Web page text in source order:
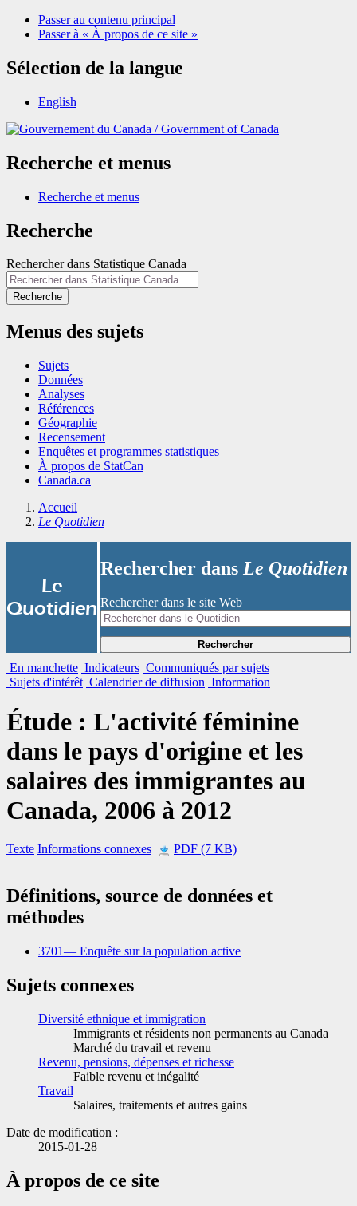
Passer au contenu principal
Passer à « À propos de ce site »
Sélection de la langue
English
/Government of Canada
Recherche et menus
Recherche et menus
Recherche
Rechercher dans Statistique Canada
Recherche
Menus des sujets
Sujets
Données
Analyses
Références
Géographie
Recensement
Enquêtes et programmes statistiques
À propos de StatCan
Canada.ca
Accueil
Le Quotidien
Le
Quotidien
Rechercher dans Le Quotidien
Rechercher dans le site Web
Rechercher
En manchette Indicateurs Communiqués par sujets
Sujets d'intérêt Calendrier de diffusion Information
Étude : L'activité féminine
dans le pays d'origine et les
salaires des immigrantes au
Canada, 2006 à 2012
Texte Informations connexes PDF (7 KB)
Définitions, source de données et
méthodes
3701— Enquête sur la population active
Sujets connexes
Diversité ethnique et immigration
Immigrants et résidents non permanents au Canada
Marché du travail et revenu
Revenu, pensions, dépenses et richesse
Faible revenu et inégalité
Travail
Salaires, traitements et autres gains
Date de modification :
2015-01-28
À propos de ce site